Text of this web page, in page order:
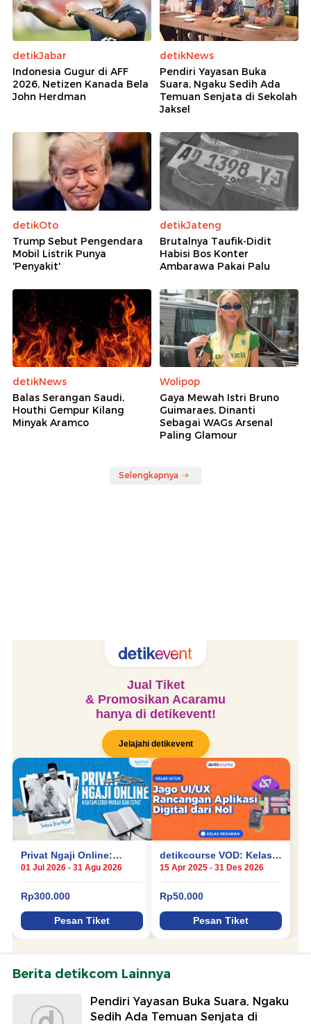
detikJabar
Indonesia Gugur di AFF
2026, Netizen Kanada Bela
John Herdman
detikNews
Pendiri Yayasan Buka
Suara, Ngaku Sedih Ada
Temuan Senjata di Sekolah
Jaksel
detikOto
Trump Sebut Pengendara
Mobil Listrik Punya
'Penyakit'
detikJateng
Brutalnya Taufik-Didit
Habisi Bos Konter
Ambarawa Pakai Palu
detikNews
Balas Serangan Saudi,
Houthi Gempur Kilang
Minyak Aramco
Wolipop
Gaya Mewah Istri Bruno
Guimaraes, Dinanti
Sebagai WAGs Arsenal
Paling Glamour
Selengkapnya
Berita detikcom Lainnya
Pendiri Yayasan Buka Suara, Ngaku
Sedih Ada Temuan Senjata di